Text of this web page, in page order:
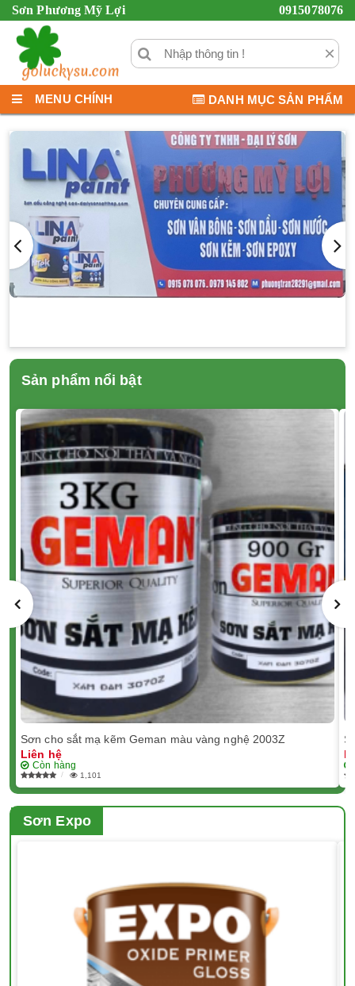
Sơn Phương Mỹ Lợi 0915078076
×
MENU CHÍNH DANH MỤC SẢN PHẨM
Sản phẩm nổi bật
Sơn cho sắt mạ kẽm Geman màu vàng nghệ 2003Z
Liên hệ
Còn hàng
1,101
Sơn Expo